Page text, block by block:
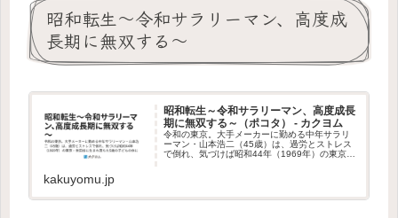
昭和転生～令和サラリーマン、高度成
長期に無双する～
昭和転生～令和サラリーマン、高度成長
期に無双する～（ポコタ） - カクヨム
令和の東京。大手メーカーに勤める中年サラリ
ーマン・山本浩二（45歳）は、過労とストレス
で倒れ、気づけば昭和44年（1969年）の東京・
kakuyomu.jp